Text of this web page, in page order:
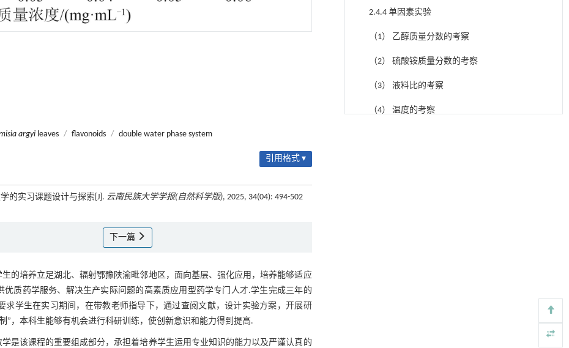
argyi leaves / flavonoids / double water phase system
引用格式 ▾
的实习课题设计与探索[J]. 云南民族大学学报(自然科学版), 2025, 34(04): 494-502
下一篇
的培养立足湖北、辐射鄂豫陕渝毗邻地区，面向基层、强化应用，培养能够适应
质药学服务、解决生产实际问题的高素质应用型药学专门人才.学生完成三年的
求学生在实习期间，在带教老师指导下，通过查阅文献，设计实验方案，开展研
，本科生能够有机会进行科研训练，使创新意识和能力得到提高.
是该课程的重要组成部分，承担着培养学生运用专业知识的能力以及严谨认真的
量分数测定
2.4.4 单因素实验
（1） 乙醇质量分数的考察
（2） 硫酸铵质量分数的考察
（3） 液料比的考察
（4） 温度的考察